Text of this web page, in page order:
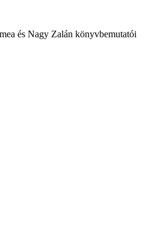
és Nagy Zalán könyvbemutatói